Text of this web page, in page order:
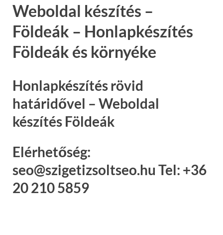
Weboldal készítés –
Földeák – Honlapkészítés
Földeák és környéke
Honlapkészítés rövid
határidővel – Weboldal
készítés Földeák
Elérhetőség:
seo@szigetizsoltseo.hu Tel: +36
20 210 5859